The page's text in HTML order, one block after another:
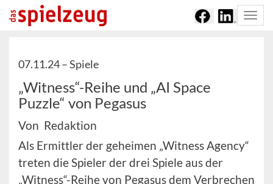
07.11.24 –Spiele
„Witness“-Reihe und „AI Space
Puzzle“ von Pegasus
Von Redaktion
Als Ermittler der geheimen „Witness Agency“
treten die Spieler der drei Spiele aus der
„Witness“-Reihe von Pegasus dem Verbrechen